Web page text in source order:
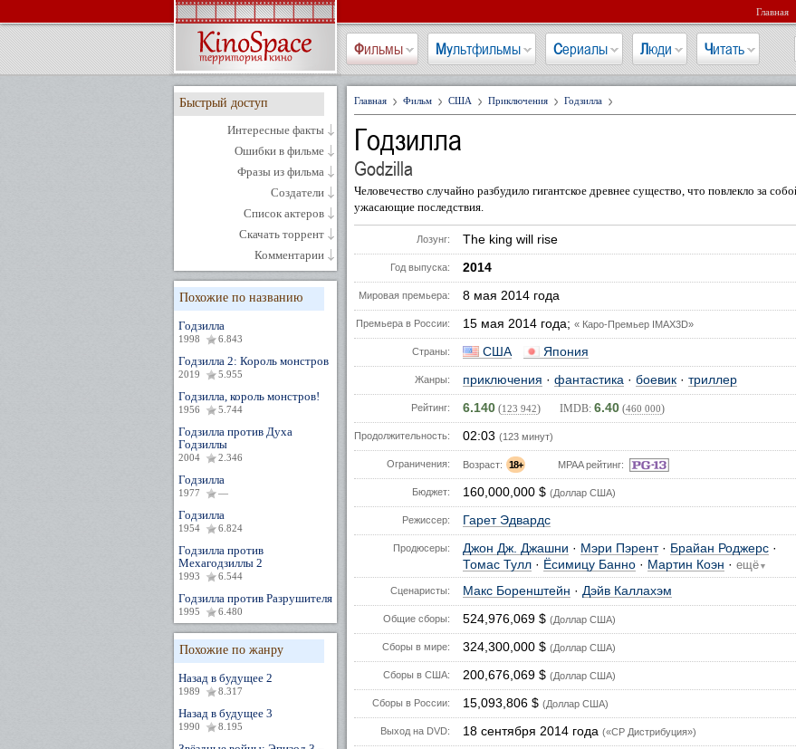
Главная
Фильмы Мультфильмы Сериалы Люди Читать
Быстрый доступ
Интересные факты
Ошибки в фильме
Фразы из фильма
Создатели
Список актеров
Скачать торрент
Комментарии
Похожие по названию
Годзилла
1998 6.843
Годзилла 2: Король монстров
2019 5.955
Годзилла, король монстров!
1956 5.744
Годзилла против Духа
Годзиллы
2004 2.346
Годзилла
1977 —
Годзилла
1954 6.824
Годзилла против
Мехагодзиллы 2
1993 6.544
Годзилла против Разрушителя
1995 6.480
Похожие по жанру
Назад в будущее 2
1989 8.317
Назад в будущее 3
1990 8.195
Главная Фильм США Приключения Годзилла
Годзилла
Godzilla
Человечество случайно разбудило гигантское древнее существо, что повлекло за
ужасающие последствия.
Лозунг: The king will rise
Год выпуска: 2014
Мировая премьера: 8 мая 2014 года
Премьера в России: 15 мая 2014 года; « Каро-Премьер IMAX3D»
Страны: США Япония
Жанры: приключения · фантастика · боевик · триллер
Рейтинг: 6.140 (123 942) IMDB: 6.40 (460 000)
Продолжительность: 02:03 (123 минут)
Ограничения: Возраст: 18+ MPAA рейтинг:
Бюджет: 160,000,000 $ (Доллар США)
Режиссер: Гарет Эдвардс
Продюсеры: Джон Дж. Джашни · Мэри Пэрент· Брайан Роджерс ·
Томас Тулл · Ёсимицу Банно · Мартин Коэн · ещё ▼
Сценаристы: Макс Боренштейн · Дэйв Каллахэм
Общие сборы: 524,976,069 $ (Доллар США)
Сборы в мире: 324,300,000 $ (Доллар США)
Сборы в США: 200,676,069 $ (Доллар США)
Сборы в России: 15,093,806 $ (Доллар США)
Выход на DVD: 18 сентября 2014 года («CP Дистрибуция»)